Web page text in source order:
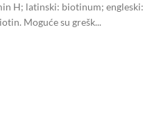
H; latinski: biotinum; engleski:
Moguće su grešk...